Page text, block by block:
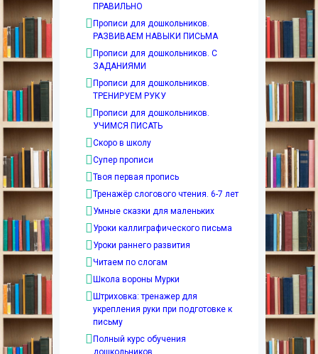
ПРАВИЛЬНО
Прописи для дошкольников.
РАЗВИВАЕМ НАВЫКИ ПИСЬМА
Прописи для дошкольников. С
ЗАДАНИЯМИ
Прописи для дошкольников.
ТРЕНИРУЕМ РУКУ
Прописи для дошкольников.
УЧИМСЯ ПИСАТЬ
Скоро в школу
Супер прописи
Твоя первая пропись
Тренажёр слогового чтения. 6-7 лет
Умные сказки для маленьких
Уроки каллиграфического письма
Уроки раннего развития
Читаем по слогам
Школа вороны Мурки
Штриховка: тренажер для
укрепления руки при подготовке к
письму
Полный курс обучения